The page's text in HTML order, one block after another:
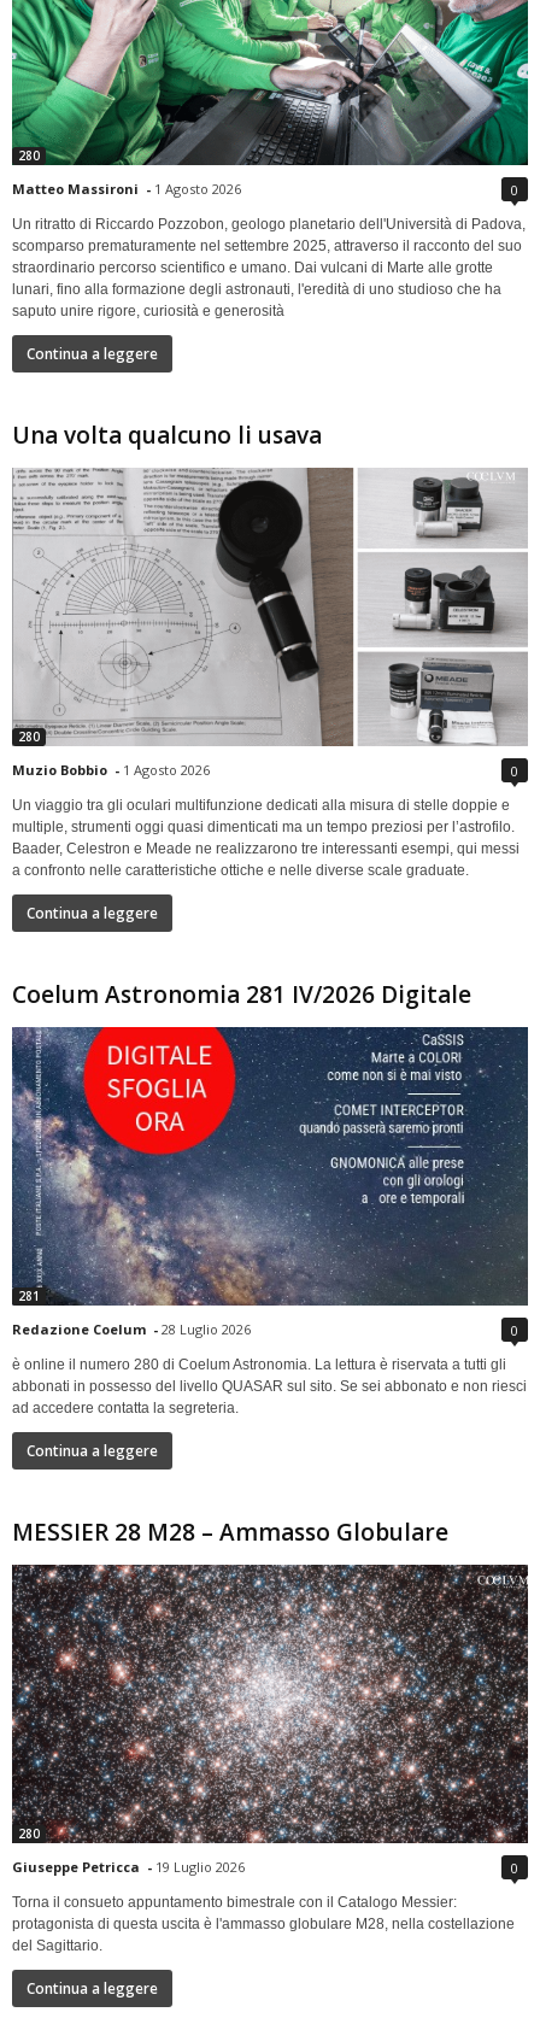
280
Matteo Massironi - 1 Agosto 2026 0
Un ritratto di Riccardo Pozzobon, geologo planetario dell'Università di Padova,
scomparso prematuramente nel settembre 2025, attraverso il racconto del suo
straordinario percorso scientifico e umano. Dai vulcani di Marte alle grotte
lunari, fino alla formazione degli astronauti, l'eredità di uno studioso che ha
saputo unire rigore, curiosità e generosità
Continua a leggere
Una volta qualcuno li usava
280
Muzio Bobbio - 1 Agosto 2026 0
Un viaggio tra gli oculari multifunzione dedicati alla misura di stelle doppie e
multiple, strumenti oggi quasi dimenticati ma un tempo preziosi per l’astrofilo.
Baader, Celestron e Meade ne realizzarono tre interessanti esempi, qui messi
a confronto nelle caratteristiche ottiche e nelle diverse scale graduate.
Continua a leggere
Coelum Astronomia 281 IV/2026 Digitale
281
Redazione Coelum - 28 Luglio 2026 0
è online il numero 280 di Coelum Astronomia. La lettura è riservata a tutti gli
abbonati in possesso del livello QUASAR sul sito. Se sei abbonato e non riesci
ad accedere contatta la segreteria.
Continua a leggere
MESSIER 28 M28 – Ammasso Globulare
280
Giuseppe Petricca - 19 Luglio 2026 0
Torna il consueto appuntamento bimestrale con il Catalogo Messier:
protagonista di questa uscita è l'ammasso globulare M28, nella costellazione
del Sagittario.
Continua a leggere